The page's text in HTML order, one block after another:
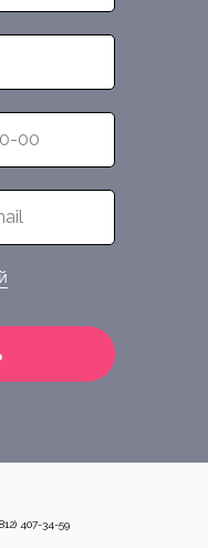
407-34-59